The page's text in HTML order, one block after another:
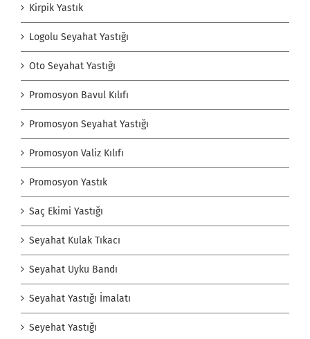
Kirpik Yastık
Logolu Seyahat Yastığı
Oto Seyahat Yastığı
Promosyon Bavul Kılıfı
Promosyon Seyahat Yastığı
Promosyon Valiz Kılıfı
Promosyon Yastık
Saç Ekimi Yastığı
Seyahat Kulak Tıkacı
Seyahat Uyku Bandı
Seyahat Yastığı İmalatı
Seyehat Yastığı